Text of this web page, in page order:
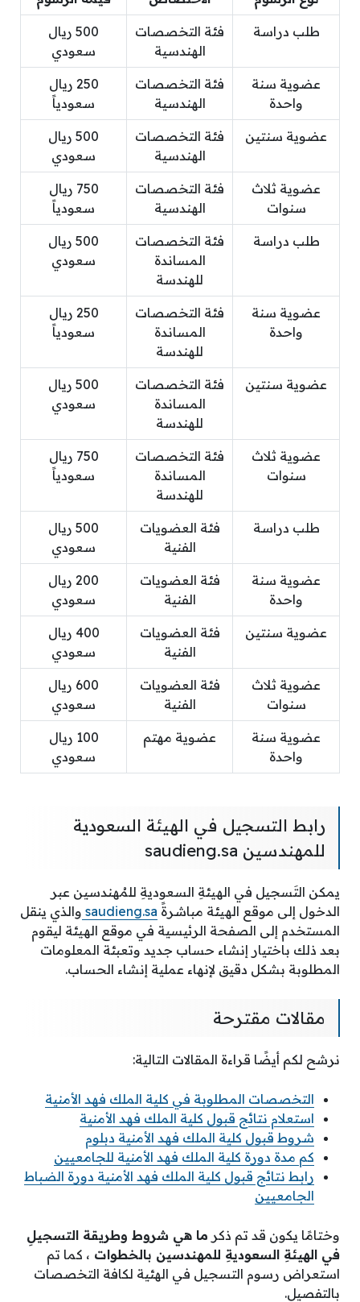
طلب دراسة
فئة التخصصات
الهندسية
500 ريال
سعودي
عضوية سنة
واحدة
فئة التخصصات
الهندسية
250 ريال
سعودياً
عضوية سنتين
فئة التخصصات
الهندسية
500 ريال
سعودي
عضوية ثلاث
سنوات
فئة التخصصات
الهندسية
750 ريال
سعودياً
طلب دراسة
فئة التخصصات
المساندة
للهندسة
500 ريال
سعودي
عضوية سنة
واحدة
فئة التخصصات
المساندة
للهندسة
250 ريال
سعودياً
عضوية سنتين
فئة التخصصات
المساندة
للهندسة
500 ريال
سعودي
عضوية ثلاث
سنوات
فئة التخصصات
المساندة
للهندسة
750 ريال
سعودياً
طلب دراسة
فئة العضويات
الفنية
500 ريال
سعودي
عضوية سنة
واحدة
فئة العضويات
الفنية
200 ريال
سعودي
عضوية سنتين
فئة العضويات
الفنية
400 ريال
سعودي
عضوية ثلاث
سنوات
فئة العضويات
الفنية
600 ريال
سعودي
عضوية سنة
واحدة
عضوية مهتم
100 ريال
سعودي
رابط التسجيل في الهيئة السعودية
للمهندسين saudieng.sa
يمكن التَسجيل في الهيئةِ السعوديةِ للمُهندسين عبر
الدخول إلى موقع الهيئة مباشرةً saudieng.sa والذي ينقل
المستخدم إلى الصفحة الرئيسية في موقع الهيئة ليقوم
بعد ذلك باختيار إنشاء حساب جديد وتعبئة المعلومات
المطلوبة بشكل دقيق لإنهاء عملية إنشاء الحساب.
مقالات مقترحة
نرشح لكم أيضًا قراءة المقالات التالية:
التخصصات المطلوبة في كلية الملك فهد الأمنية
استعلام نتائج قبول كلية الملك فهد الأمنية
شروط قبول كلية الملك فهد الأمنية دبلوم
كم مدة دورة كلية الملك فهد الأمنية للجامعيين
رابط نتائج قبول كلية الملك فهد الأمنية دورة الضباط
الجامعيين
وختامًا يكون قد تم ذكر ما هي شروط وطريقة التسجيلِ
في الهيئةِ السعوديةِ للمهندسين بالخطوات ، كما تم
استعراض رسوم التسجيل في الهئية لكافة التخصصات
بالتفصيل.